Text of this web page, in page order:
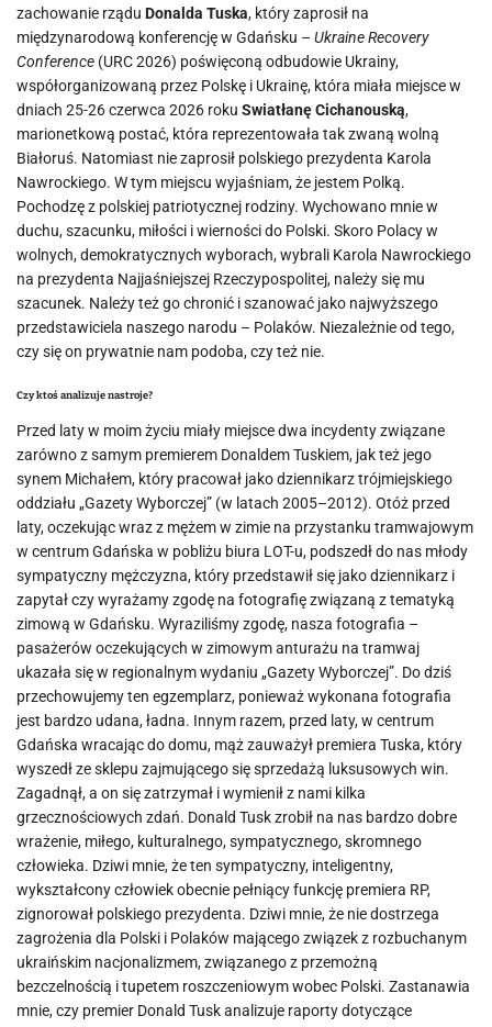
zachowanie rządu Donalda Tuska, który zaprosił na
międzynarodową konferencję w Gdańsku – Ukraine Recovery
Conference (URC 2026) poświęconą odbudowie Ukrainy,
współorganizowaną przez Polskę i Ukrainę, która miała miejsce w
dniach 25-26 czerwca 2026 roku Swiatłanę Cichanouską,
marionetkową postać, która reprezentowała tak zwaną wolną
Białoruś. Natomiast nie zaprosił polskiego prezydenta Karola
Nawrockiego. W tym miejscu wyjaśniam, że jestem Polką.
Pochodzę z polskiej patriotycznej rodziny. Wychowano mnie w
duchu, szacunku, miłości i wierności do Polski. Skoro Polacy w
wolnych, demokratycznych wyborach, wybrali Karola Nawrockiego
na prezydenta Najjaśniejszej Rzeczypospolitej, należy się mu
szacunek. Należy też go chronić i szanować jako najwyższego
przedstawiciela naszego narodu – Polaków. Niezależnie od tego,
czy się on prywatnie nam podoba, czy też nie.
Czy ktoś analizuje nastroje?
Przed laty w moim życiu miały miejsce dwa incydenty związane
zarówno z samym premierem Donaldem Tuskiem, jak też jego
synem Michałem, który pracował jako dziennikarz trójmiejskiego
oddziału „Gazety Wyborczej” (w latach 2005–2012). Otóż przed
laty, oczekując wraz z mężem w zimie na przystanku tramwajowym
w centrum Gdańska w pobliżu biura LOT-u, podszedł do nas młody
sympatyczny mężczyzna, który przedstawił się jako dziennikarz i
zapytał czy wyrażamy zgodę na fotografię związaną z tematyką
zimową w Gdańsku. Wyraziliśmy zgodę, nasza fotografia –
pasażerów oczekujących w zimowym anturażu na tramwaj
ukazała się w regionalnym wydaniu „Gazety Wyborczej”. Do dziś
przechowujemy ten egzemplarz, ponieważ wykonana fotografia
jest bardzo udana, ładna. Innym razem, przed laty, w centrum
Gdańska wracając do domu, mąż zauważył premiera Tuska, który
wyszedł ze sklepu zajmującego się sprzedażą luksusowych win.
Zagadnął, a on się zatrzymał i wymienił z nami kilka
grzecznościowych zdań. Donald Tusk zrobił na nas bardzo dobre
wrażenie, miłego, kulturalnego, sympatycznego, skromnego
człowieka. Dziwi mnie, że ten sympatyczny, inteligentny,
wykształcony człowiek obecnie pełniący funkcję premiera RP,
zignorował polskiego prezydenta. Dziwi mnie, że nie dostrzega
zagrożenia dla Polski i Polaków mającego związek z rozbuchanym
ukraińskim nacjonalizmem, związanego z przemożną
bezczelnością i tupetem roszczeniowym wobec Polski. Zastanawia
mnie, czy premier Donald Tusk analizuje raporty dotyczące